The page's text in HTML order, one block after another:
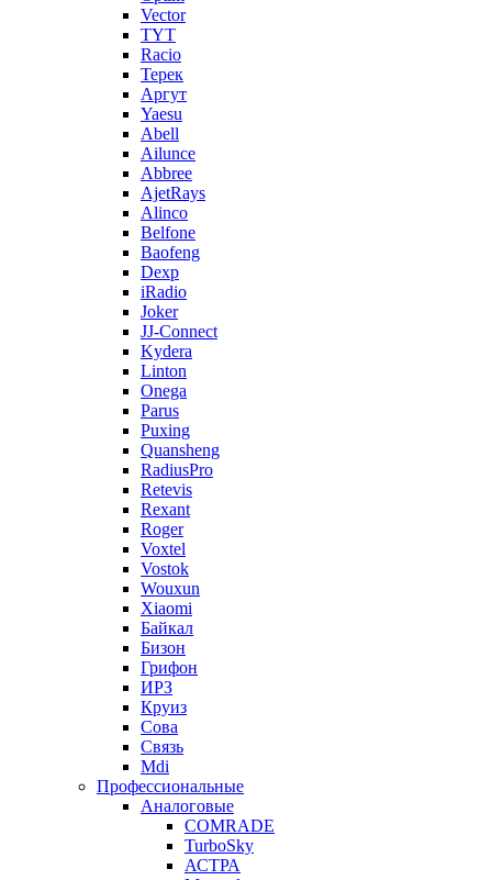
Vector
TYT
Racio
Терек
Аргут
Yaesu
Abell
Ailunce
Abbree
AjetRays
Alinco
Belfone
Baofeng
Dexp
iRadio
Joker
JJ-Connect
Kydera
Linton
Onega
Parus
Puxing
Quansheng
RadiusPro
Retevis
Rexant
Roger
Voxtel
Vostok
Wouxun
Xiaomi
Байкал
Бизон
Грифон
ИРЗ
Круиз
Сова
Связь
Mdi
Профессиональные
Аналоговые
COMRADE
TurboSky
АСТРА